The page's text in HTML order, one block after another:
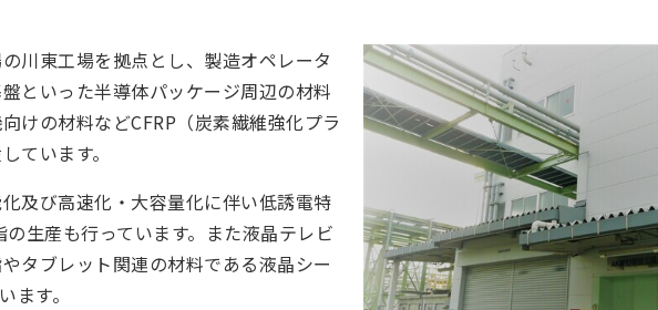
川東工場を拠点とし、製造オペレータ
といった半導体パッケージ周辺の材料
けの材料などCFRP（炭素繊維強化プラ
ています。
及び高速化・大容量化に伴い低誘電特
生産も行っています。また液晶テレビ
タブレット関連の材料である液晶シー
ます。